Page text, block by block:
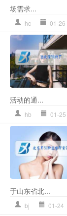
场需求...
hc 01-26
活动的通...
hb 01-25
于山东省北...
bj 01-24